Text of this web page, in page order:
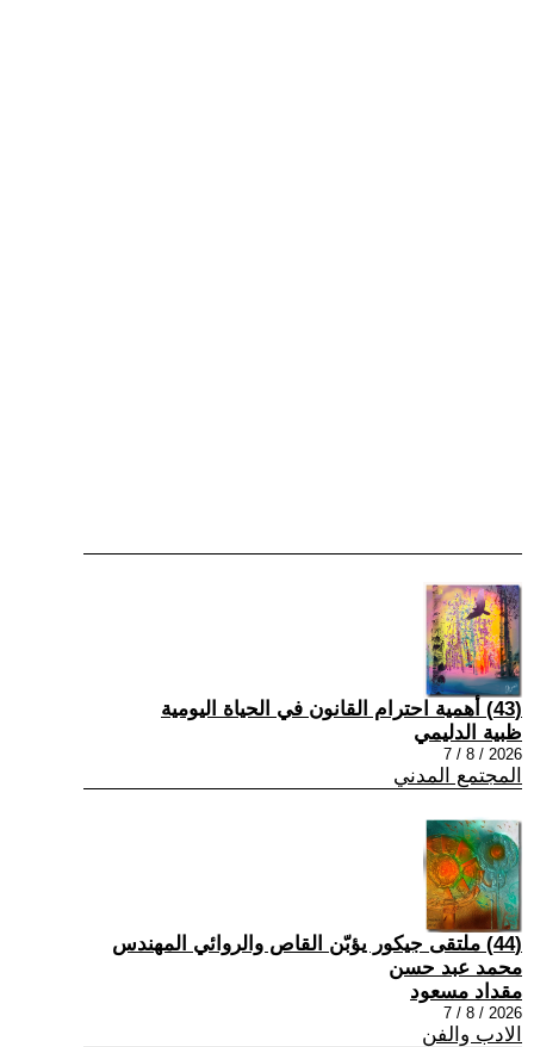
(43) أهمية احترام القانون في الحياة اليومية
ظبية الدليمي
2026 / 8 / 7
المجتمع المدني
(44) ملتقى جيكور يؤبّن القاص والروائي المهندس
محمد عبد حسن
مقداد مسعود
2026 / 8 / 7
الادب والفن